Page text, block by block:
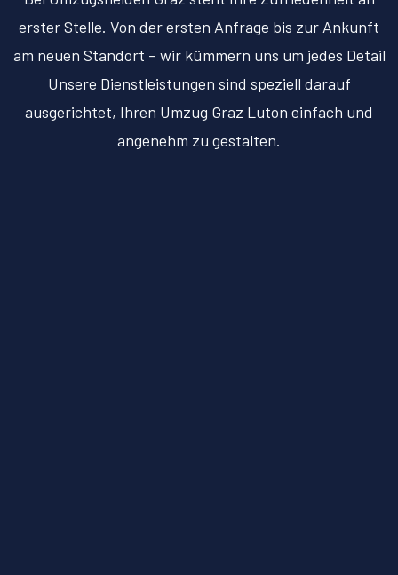
erster Stelle. Von der ersten Anfrage bis zur Ankunft
am neuen Standort – wir kümmern uns um jedes Detail
Unsere Dienstleistungen sind speziell darauf
ausgerichtet, Ihren Umzug Graz Luton einfach und
angenehm zu gestalten.